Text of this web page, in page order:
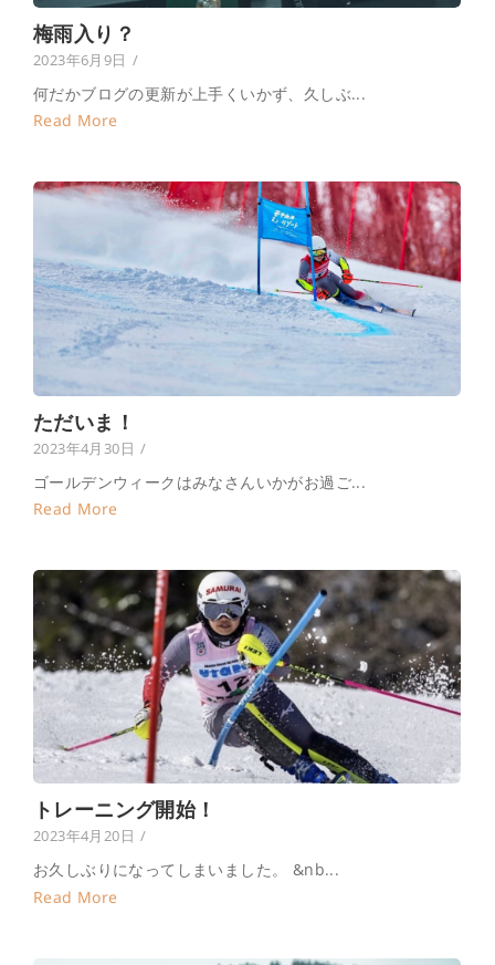
梅雨入り？
2023年6月9日 /
何だかブログの更新が上手くいかず、久しぶ...
Read More
ただいま！
2023年4月30日 /
ゴールデンウィークはみなさんいかがお過ご...
Read More
トレーニング開始！
2023年4月20日 /
お久しぶりになってしまいました。 &nb...
Read More